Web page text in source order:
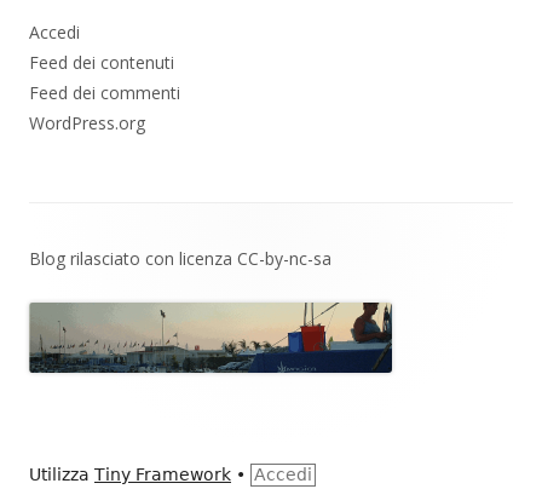
Accedi
Feed dei contenuti
Feed dei commenti
WordPress.org
piè
di
pagina
Blog rilasciato con licenza CC-by-nc-sa
Utilizza Tiny Framework • Accedi